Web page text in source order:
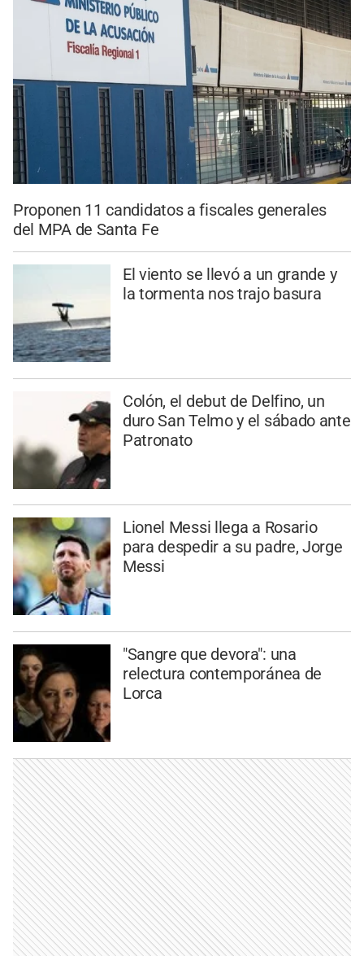
Proponen 11 candidatos a fiscales generales
del MPA de Santa Fe
El viento se llevó a un grande y
la tormenta nos trajo basura
Colón, el debut de Delfino, un
duro San Telmo y el sábado ante
Patronato
Lionel Messi llega a Rosario
para despedir a su padre, Jorge
Messi
"Sangre que devora": una
relectura contemporánea de
Lorca